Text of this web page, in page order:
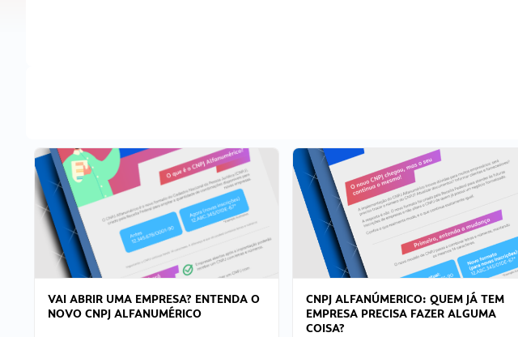
VAI ABRIR UMA EMPRESA? ENTENDA O
NOVO CNPJ ALFANUMÉRICO
CNPJ ALFANÚMERICO: QUEM JÁ TEM
EMPRESA PRECISA FAZER ALGUMA
COISA?